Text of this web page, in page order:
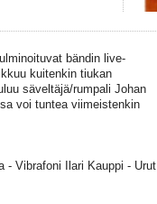
bändin live-
kuitenkin tiukan
säveltäjä/rumpali Johan
voi tuntea viimeistenkin
- Vibrafoni Ilari Kauppi - Urut